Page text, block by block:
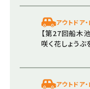
アウトドア
【第27回船木
咲く花しょうぶ
アウトドア